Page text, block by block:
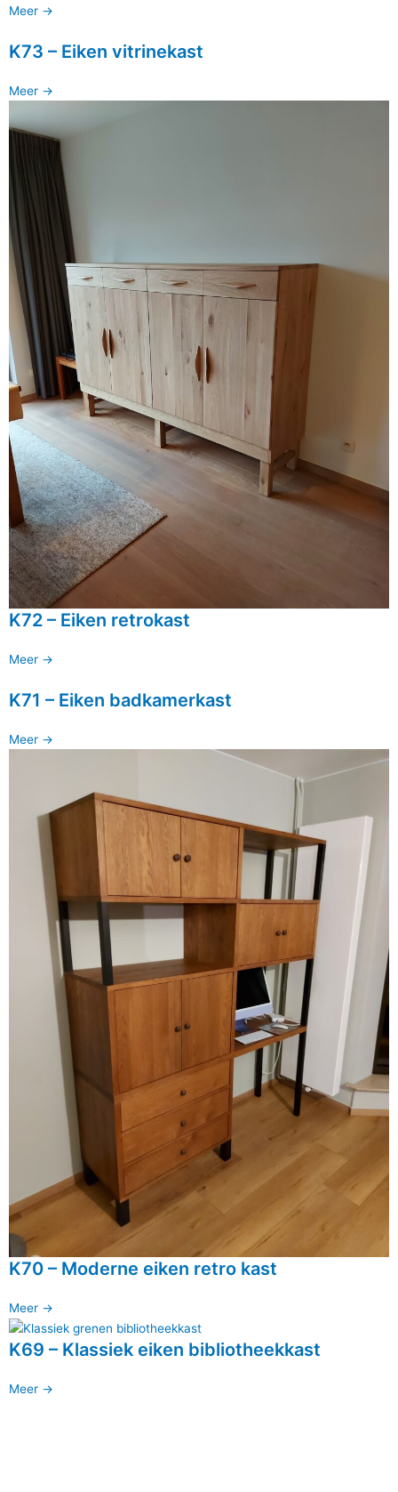
Meer ->
K73 – Eiken vitrinekast
Meer ->
K72 – Eiken retrokast
Meer ->
K71 – Eiken badkamerkast
Meer ->
K70 – Moderne eiken retro kast
Meer ->
K69 – Klassiek eiken bibliotheekkast
Meer ->